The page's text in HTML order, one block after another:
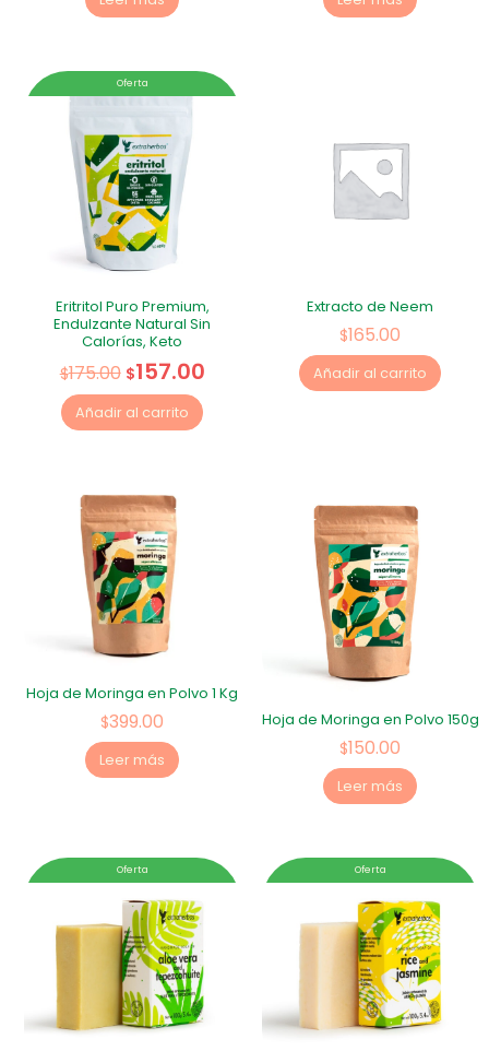
Oferta
Eritritol Puro Premium,
Endulzante Natural Sin
Calorías, Keto
$175.00 $157.00
Añadir al carrito
Extracto de Neem
$165.00
Añadir al carrito
Hoja de Moringa en Polvo 1 Kg
$399.00
Leer más
Hoja de Moringa en Polvo 150g
$150.00
Leer más
Oferta Oferta